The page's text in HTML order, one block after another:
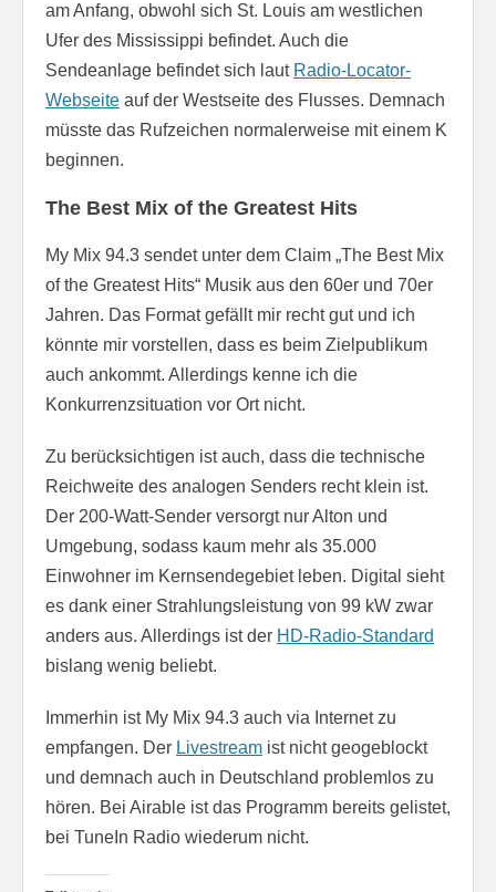
am Anfang, obwohl sich St. Louis am westlichen
Ufer des Mississippi befindet. Auch die
Sendeanlage befindet sich laut Radio-Locator-
Webseite auf der Westseite des Flusses. Demnach
müsste das Rufzeichen normalerweise mit einem K
beginnen.
The Best Mix of the Greatest Hits
My Mix 94.3 sendet unter dem Claim „The Best Mix
of the Greatest Hits“ Musik aus den 60er und 70er
Jahren. Das Format gefällt mir recht gut und ich
könnte mir vorstellen, dass es beim Zielpublikum
auch ankommt. Allerdings kenne ich die
Konkurrenzsituation vor Ort nicht.
Zu berücksichtigen ist auch, dass die technische
Reichweite des analogen Senders recht klein ist.
Der 200-Watt-Sender versorgt nur Alton und
Umgebung, sodass kaum mehr als 35.000
Einwohner im Kernsendegebiet leben. Digital sieht
es dank einer Strahlungsleistung von 99 kW zwar
anders aus. Allerdings ist der HD-Radio-Standard
bislang wenig beliebt.
Immerhin ist My Mix 94.3 auch via Internet zu
empfangen. Der Livestream ist nicht geogeblockt
und demnach auch in Deutschland problemlos zu
hören. Bei Airable ist das Programm bereits gelistet,
bei TuneIn Radio wiederum nicht.